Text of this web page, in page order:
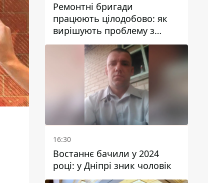
Ремонтні бригади
працюють цілодобово: як
вирішують проблему з
водою у Марганецькій
громаді
16:30
Востаннє бачили у 2024
році: у Дніпрі зник чоловік